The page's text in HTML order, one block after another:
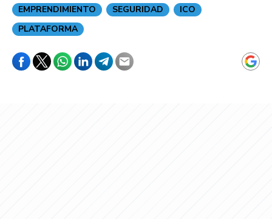
EMPRENDIMIENTO SEGURIDAD
ICO
PLATAFORMA